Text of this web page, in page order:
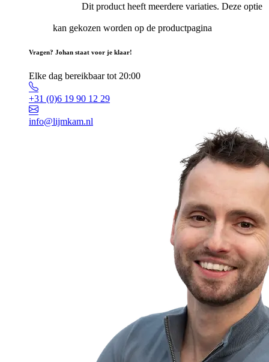
Dit product heeft meerdere variaties. Deze optie
kan gekozen worden op de productpagina
Vragen? Johan staat voor je klaar!
Elke dag bereikbaar tot 20:00
+31 (0)6 19 90 12 29
info@lijmkam.nl